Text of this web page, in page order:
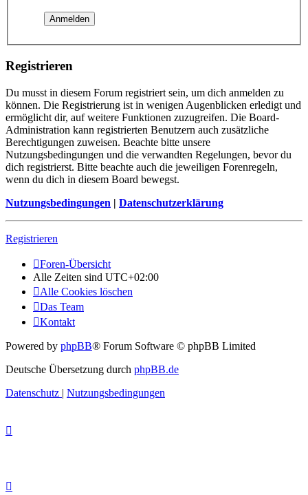
Registrieren
Du musst in diesem Forum registriert sein, um dich anmelden zu
können. Die Registrierung ist in wenigen Augenblicken erledigt und
ermöglicht dir, auf weitere Funktionen zuzugreifen. Die Board-
Administration kann registrierten Benutzern auch zusätzliche
Berechtigungen zuweisen. Beachte bitte unsere
Nutzungsbedingungen und die verwandten Regelungen, bevor du
dich registrierst. Bitte beachte auch die jeweiligen Forenregeln,
wenn du dich in diesem Board bewegst.
Nutzungsbedingungen | Datenschutzerklärung
Registrieren
Foren-Übersicht
Alle Zeiten sind UTC+02:00
Alle Cookies löschen
Das Team
Kontakt
Powered by phpBB® Forum Software © phpBB Limited
Deutsche Übersetzung durch phpBB.de
Datenschutz | Nutzungsbedingungen